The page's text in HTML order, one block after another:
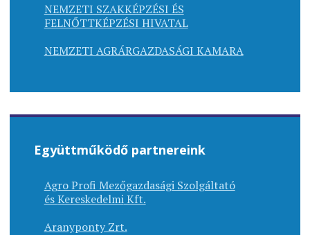
NEMZETI SZAKKÉPZÉSI ÉS
FELNŐTTKÉPZÉSI HIVATAL
NEMZETI AGRÁRGAZDASÁGI KAMARA
Együttműködő partnereink
Agro Profi Mezőgazdasági Szolgáltató
ésKereskedelmiKft.
Aranyponty Zrt.